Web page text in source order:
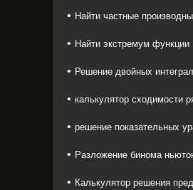
Найти частные
Найти экстремум функции
Решение двойных
калькулятор сходимости
решение показательных
Разложение бинома
Калькулятор решения